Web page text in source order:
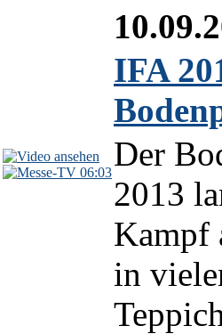
06:03
IFA
Der
2013
Kampf
in